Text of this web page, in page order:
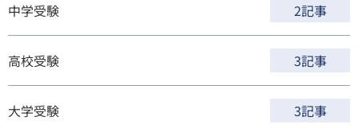
中学受験 2記事
高校受験 3記事
大学受験 3記事